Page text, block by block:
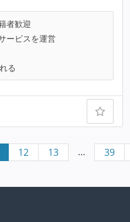
者歓迎
ービスを運営
る
12 13 … 39